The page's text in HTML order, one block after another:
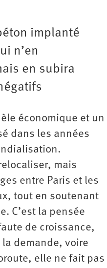
implanté
n’en
en subira
économique et un
dans les années
mais
entre Paris et les
tout en soutenant
C’est la pensée
de croissance,
demande, voire
elle ne fait pas